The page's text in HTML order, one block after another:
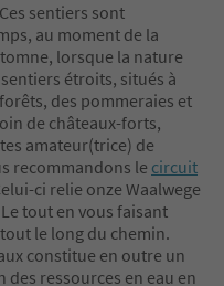
sentiers sont
au moment de la
lorsque la nature
étroits, situés à
des pommeraies et
de châteaux-forts,
amateur(trice) de
recommandons le circuit
ci relie onze Waalwege
tout en vous faisant
le long du chemin.
constitue en outre un
ressources en eau en